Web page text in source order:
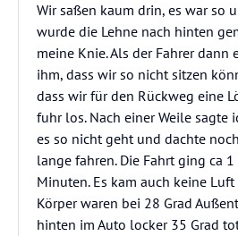
Wir saßen kaum drin, es war so
wurde die Lehne nach hinten
meine Knie. Als der Fahrer dann
ihm, dass wir so nicht sitzen
dass wir für den Rückweg eine
fuhr los. Nach einer Weile sagte
es so nicht geht und dachte
lange fahren. Die Fahrt ging ca
Minuten. Es kam auch keine
Körper waren bei 28 Grad
hinten im Auto locker 35 Grad